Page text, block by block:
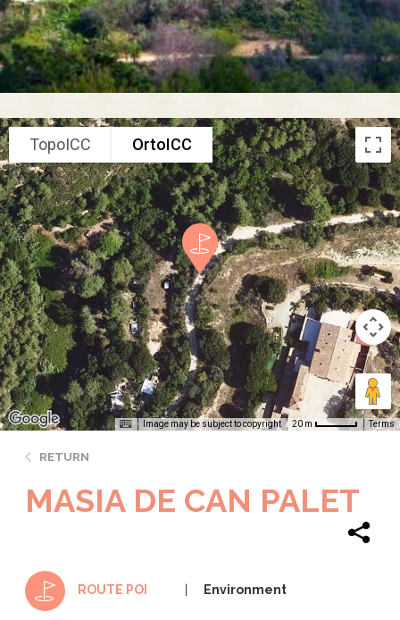
TopoICC OrtoICC
Image may be subject to copyright 20 m Terms
RETURN
MASIA DE CAN PALET
ROUTE POI Environment